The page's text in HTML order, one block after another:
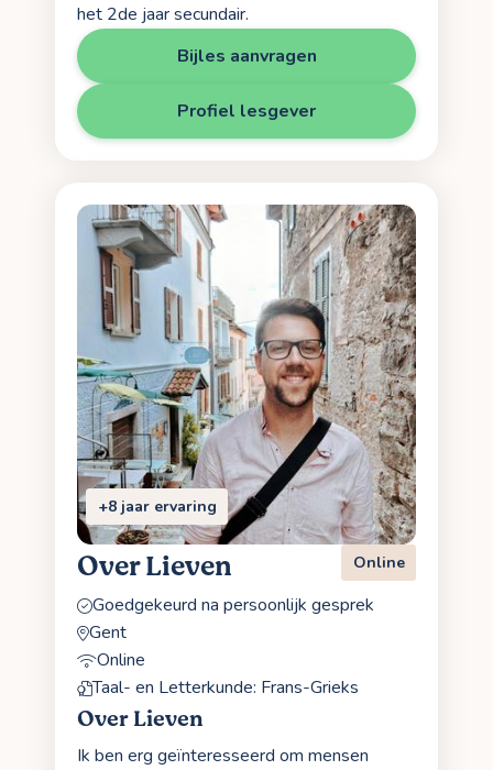
het 2de jaar secundair.
Bijles aanvragen
Profiel lesgever
+8 jaar ervaring
Over Lieven Online
Goedgekeurd na persoonlijk gesprek
Gent
Online
Taal- en Letterkunde: Frans-Grieks
Over Lieven
Ik ben erg geïnteresseerd om mensen